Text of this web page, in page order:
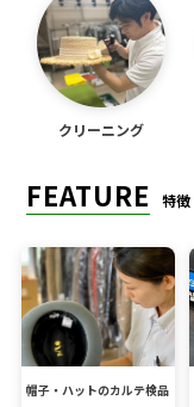
クリーニング
FEATURE 特徴
帽子・ハットのカルテ検品